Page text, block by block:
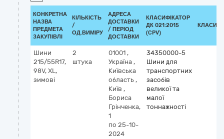
КОНКРЕТНА
НАЗВА
ПРЕДМЕТА
ЗАКУПІВЛІ
КІЛЬКІСТЬ
/
ОД.ВИМІРУ
АДРЕСА
ДОСТАВКИ
/ ПЕРІОД
ДОСТАВКИ
КЛАСИФІКАТОР
ДК 021:2015
(CPV)
Шини
215/55R17,
98V, XL,
зимові
2
штука
01001 ,
Україна ,
Київська
область ,
Київ ,
Бориса
Грінченка,
1
по 25-10-
2024
34350000-5
Шини для
транспортних
засобів
великої та
малої
тоннажності